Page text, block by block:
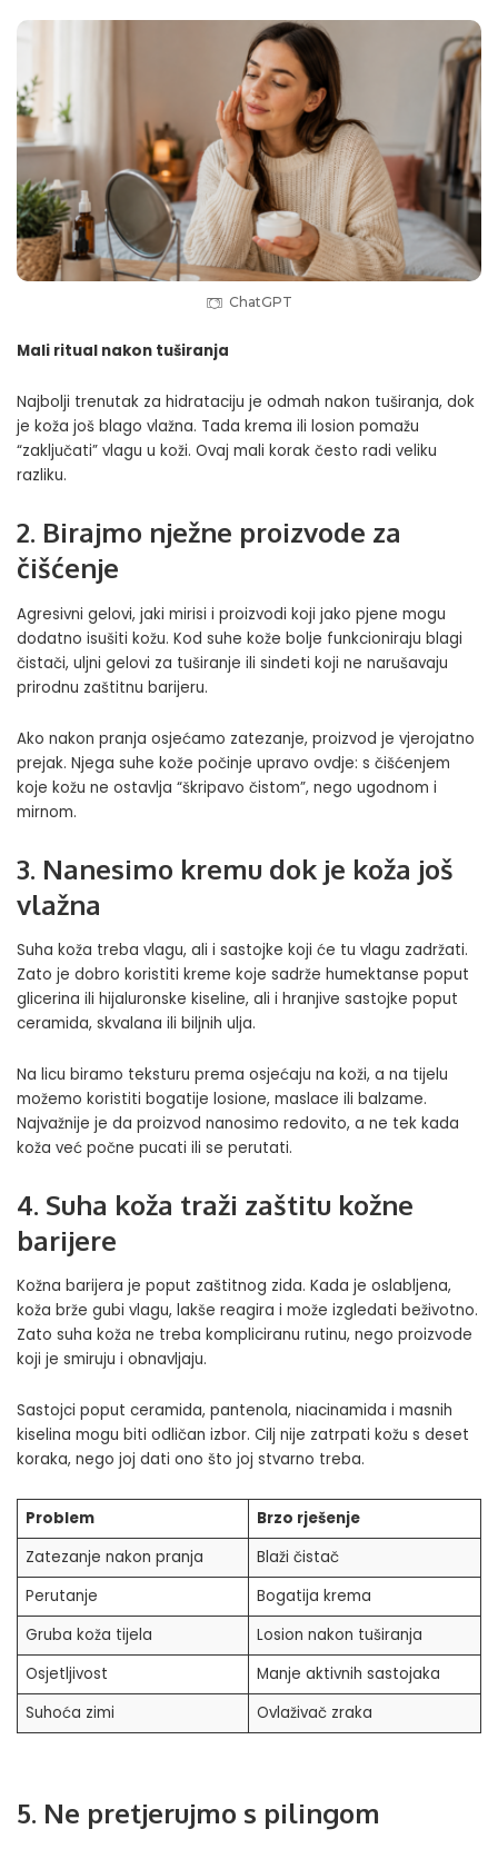
ChatGPT
Mali ritual nakon tuširanja
Najbolji trenutak za hidrataciju je odmah nakon tuširanja, dok
je koža još blago vlažna. Tada krema ili losion pomažu
“zaključati” vlagu u koži. Ovaj mali korak često radi veliku
razliku.
2. Birajmo nježne proizvode za
čišćenje
Agresivni gelovi, jaki mirisi i proizvodi koji jako pjene mogu
dodatno isušiti kožu. Kod suhe kože bolje funkcioniraju blagi
čistači, uljni gelovi za tuširanje ili sindeti koji ne narušavaju
prirodnu zaštitnu barijeru.
Ako nakon pranja osjećamo zatezanje, proizvod je vjerojatno
prejak. Njega suhe kože počinje upravo ovdje: s čišćenjem
koje kožu ne ostavlja “škripavo čistom”, nego ugodnom i
mirnom.
3. Nanesimo kremu dok je koža još
vlažna
Suha koža treba vlagu, ali i sastojke koji će tu vlagu zadržati.
Zato je dobro koristiti kreme koje sadrže humektanse poput
glicerina ili hijaluronske kiseline, ali i hranjive sastojke poput
ceramida, skvalana ili biljnih ulja.
Na licu biramo teksturu prema osjećaju na koži, a na tijelu
možemo koristiti bogatije losione, maslace ili balzame.
Najvažnije je da proizvod nanosimo redovito, a ne tek kada
koža već počne pucati ili se perutati.
4. Suha koža traži zaštitu kožne
barijere
Kožna barijera je poput zaštitnog zida. Kada je oslabljena,
koža brže gubi vlagu, lakše reagira i može izgledati beživotno.
Zato suha koža ne treba kompliciranu rutinu, nego proizvode
koji je smiruju i obnavljaju.
Sastojci poput ceramida, pantenola, niacinamida i masnih
kiselina mogu biti odličan izbor. Cilj nije zatrpati kožu s deset
koraka, nego joj dati ono što joj stvarno treba.
Problem
Brzo rješenje
Zatezanje nakon pranja
Blaži čistač
Perutanje
Bogatija krema
Gruba koža tijela
Losion nakon tuširanja
Osjetljivost
Manje aktivnih sastojaka
Suhoća zimi
Ovlaživač zraka
5. Ne pretjerujmo s pilingom